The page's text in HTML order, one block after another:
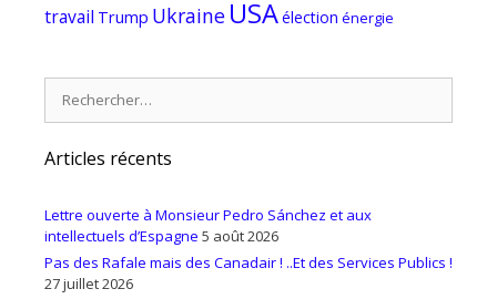
travail Trump Ukraine USAélection énergie
Articles récents
Lettre ouverte à Monsieur Pedro Sánchez et aux
intellectuels d’Espagne 5 août 2026
Pas des Rafale mais des Canadair ! ..Et des Services Publics !
27 juillet 2026